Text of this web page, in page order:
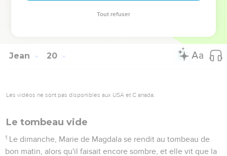
Ce fut là qu'ils déposèrent Jésus parce que c’était la
Jean 20
Les vidéos ne sont pas disponibles aux USA et C anada.
Le tombeau vide
1 Le dimanche, Marie de Magdala se rendit au tombeau de
bon matin, alors qu'il faisait encore sombre, et elle vit que la
Tout refuser